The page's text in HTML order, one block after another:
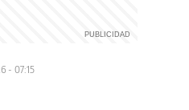
- 07:15